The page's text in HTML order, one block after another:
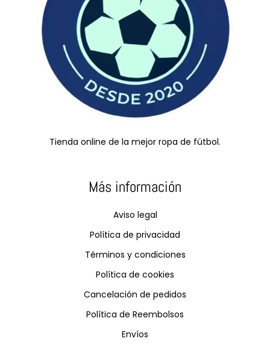
Tienda online de la mejor ropa de fútbol.
Más información
Aviso legal
Política de privacidad
Términos y condiciones
Política de cookies
Cancelación de pedidos
Política de Reembolsos
Envíos